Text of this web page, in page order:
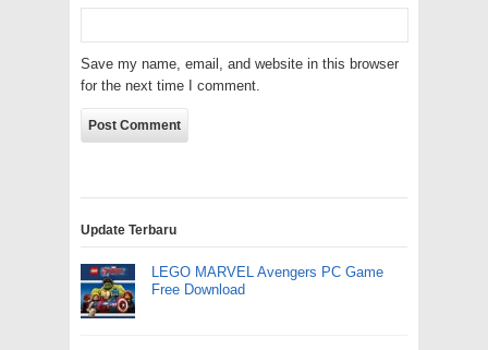
Save my name, email, and website in this browser
for the next time I comment.
Update Terbaru
LEGO MARVEL Avengers PC Game
Free Download